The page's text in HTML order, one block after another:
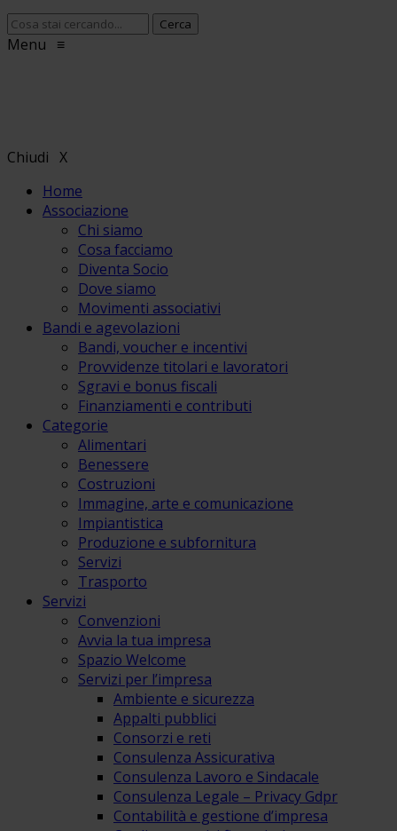
Menu ≡
Chiudi X
Home
Associazione
Chi siamo
Cosa facciamo
Diventa Socio
Dove siamo
Movimenti associativi
Bandi e agevolazioni
Bandi, voucher e incentivi
Provvidenze titolari e lavoratori
Sgravi e bonus fiscali
Finanziamenti e contributi
Categorie
Alimentari
Benessere
Costruzioni
Immagine, arte e comunicazione
Impiantistica
Produzione e subfornitura
Servizi
Trasporto
Servizi
Convenzioni
Avvia la tua impresa
Spazio Welcome
Servizi per l’impresa
Ambiente e sicurezza
Appalti pubblici
Consorzi e reti
Consulenza Assicurativa
Consulenza Lavoro e Sindacale
Consulenza Legale – Privacy Gdpr
Contabilità e gestione d’impresa